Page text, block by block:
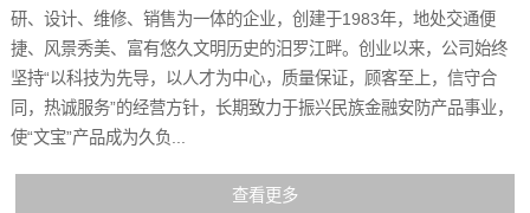
研、设计、维修、销售为一体的企业，创建于1983年，地处交通便
捷、风景秀美、富有悠久文明历史的汨罗江畔。创业以来，公司始终
坚持“以科技为先导，以人才为中心，质量保证，顾客至上，信守合
同，热诚服务”的经营方针，长期致力于振兴民族金融安防产品事业，
使“文宝”产品成为久负...
查看更多